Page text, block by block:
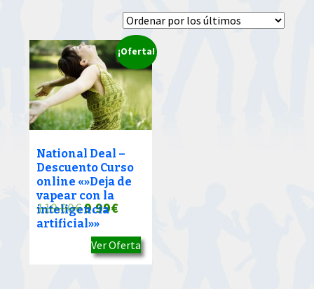
¡Oferta!
National Deal –
Descuento Curso
online «»Deja de
vapear con la
inteligencia
artificial»»
119.00€El
precio
original
era:
9.99€El
actual
es:
Ver Oferta